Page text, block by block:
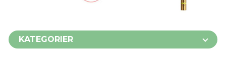
KATEGORIER